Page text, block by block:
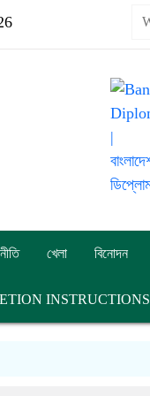
খেলা বিনোদন
INSTRUCTIONS